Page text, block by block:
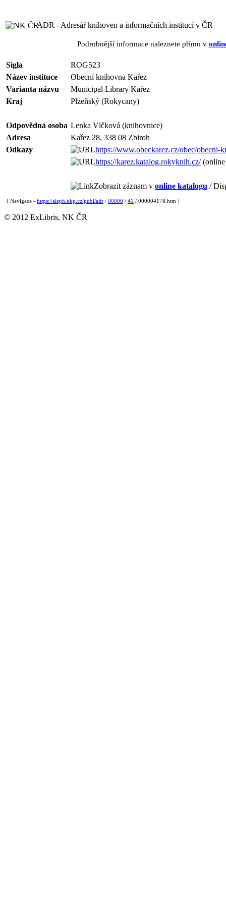
ADR - Adresář knihoven a informačních institucí v ČR
Podrobnější informace naleznete přímo v
Sigla
ROG523
Název instituce
Obecní knihovna Kařez
Varianta názvu
Municipal Library Kařez
Kraj
Plzeňský (Rokycany)
Odpovědná osoba Lenka Vlčková (knihovnice)
Adresa
Kařez 28, 338 08 Zbiroh
Odkazy
https://www.obeckarez.cz/obec/obecni-
https://karez.katalog.rokyknih.cz/(online
Zobrazit záznam v online katalogu /
[ Navigace - https://aleph.nkp.cz/publ/adr / 00000 / 41 / 000004178.htm ]
© 2012 ExLibris, NK ČR